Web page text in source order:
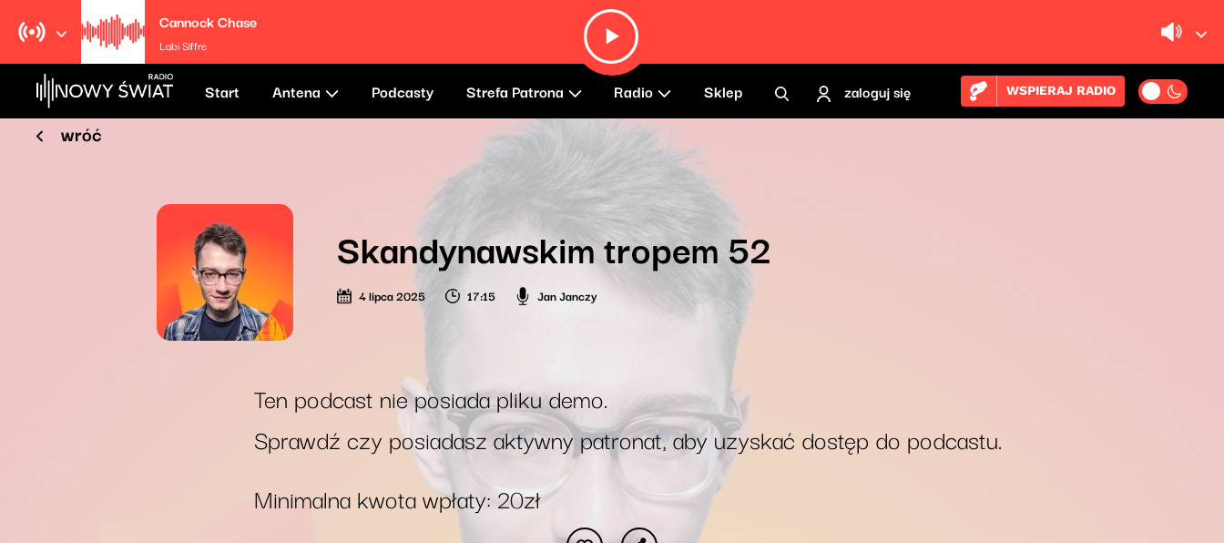
Cannock Chase
Labi Siffre
Start Antena Podcasty Strefa Patrona Radio Sklep zaloguj się WSPIERAJ RADIO
wróć
Skandynawskim tropem 52
4 lipca 2025 17:15 Jan Janczy
Ten podcast nie posiada pliku demo.
Sprawdź czy posiadasz aktywny patronat, aby uzyskać dostęp do podcastu.
Minimalna kwota wpłaty: 20zł